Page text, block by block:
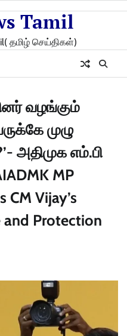
Tamil
தமிழ் செய்திகள்)
வழங்கும்
முழு
அதிமுக எம்.பி
MP
Vijay’s
and Protection